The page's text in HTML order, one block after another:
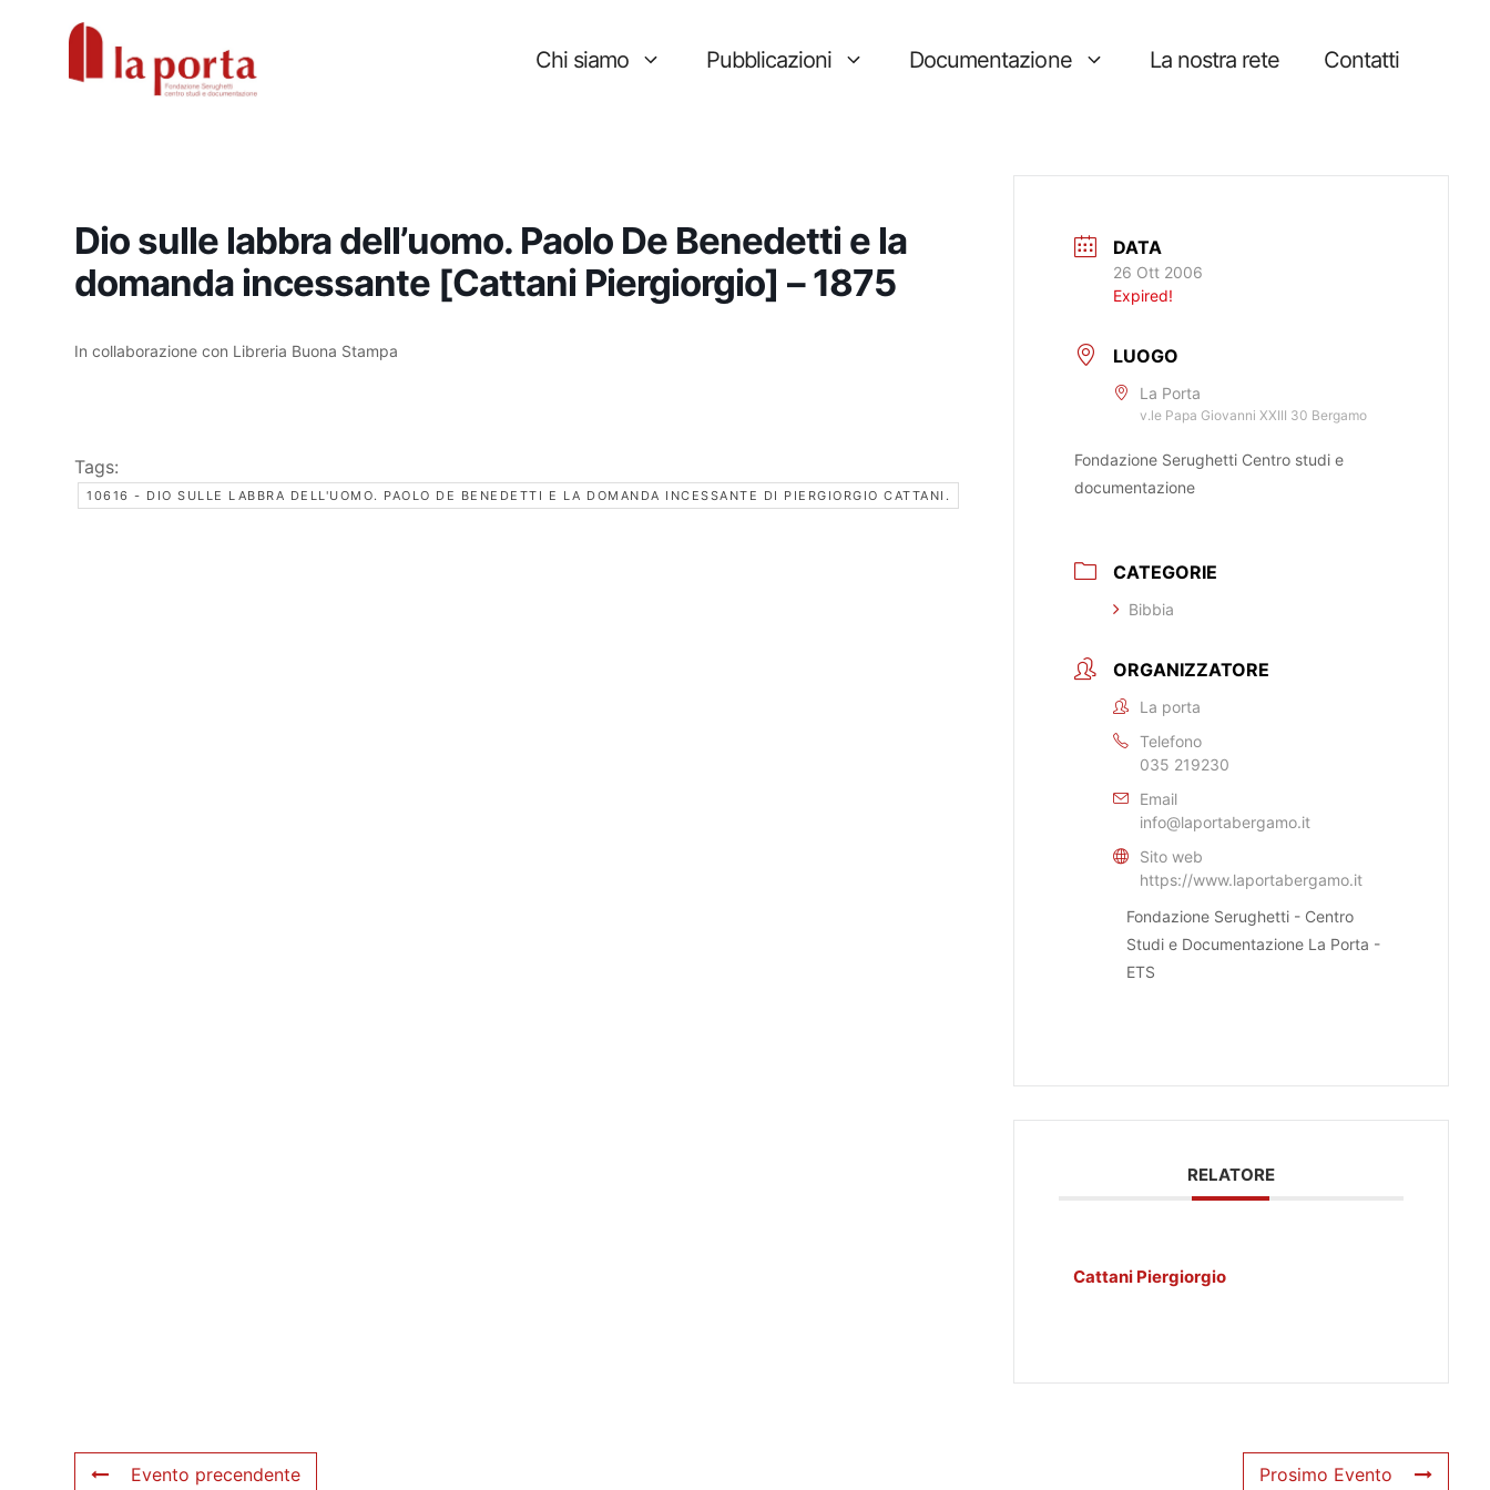
Chi siamo Pubblicazioni Documentazione La nostra rete Contatti
Dio sulle labbra dell’uomo. Paolo De Benedetti e la
domanda incessante [Cattani Piergiorgio] – 1875
In collaborazione con Libreria Buona Stampa
Tags:
10616 - DIO SULLE LABBRA DELL'UOMO. PAOLO DE BENEDETTI E LA DOMANDA INCESSANTE DI PIERGIORGIO CATTANI.
DATA
26 Ott 2006
Expired!
LUOGO
La Porta
v.le Papa Giovanni XXIII 30 Bergamo
Fondazione Serughetti Centro studi e
documentazione
CATEGORIE
Bibbia
ORGANIZZATORE
La porta
Telefono
035 219230
Email
info@laportabergamo.it
Sito web
https://www.laportabergamo.it
Fondazione Serughetti - Centro
Studi e Documentazione La Porta -
ETS
RELATORE
Cattani Piergiorgio
Evento precendente Prosimo Evento